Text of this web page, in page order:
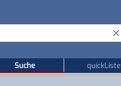
Suche quickListe